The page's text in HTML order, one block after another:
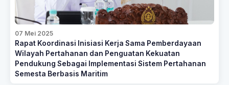
07 Mei 2025
Rapat Koordinasi Inisiasi Kerja Sama Pemberdayaan
Wilayah Pertahanan dan Penguatan Kekuatan
Pendukung Sebagai Implementasi Sistem Pertahanan
Semesta Berbasis Maritim